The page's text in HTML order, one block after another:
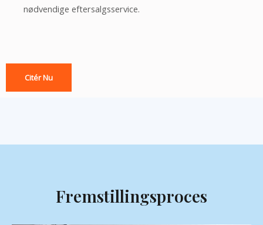
nødvendige eftersalgsservice.
Citér Nu
Fremstillingsproces